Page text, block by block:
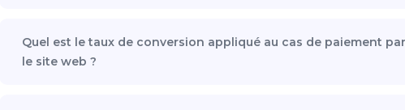
Quel est le taux de conversion appliqué au cas de paiement
le site web ?